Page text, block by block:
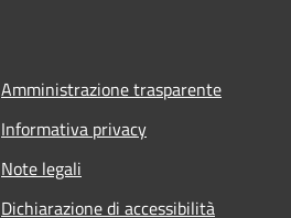
Amministrazione trasparente
Informativa privacy
Note legali
Dichiarazione di accessibilità